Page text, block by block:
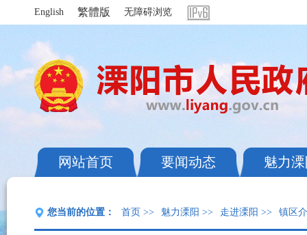
English 繁體版 无障碍浏览
网站首页 要闻动态 魅力
您当前的位置： 首页 >> 魅力溧阳 >> 走进溧阳 >> 镇区